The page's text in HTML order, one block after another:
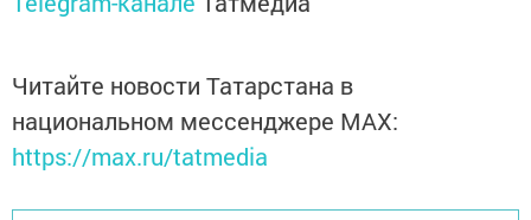
Читайте новости Татарстана в
национальном мессенджере MАХ:
https://max.ru/tatmedia